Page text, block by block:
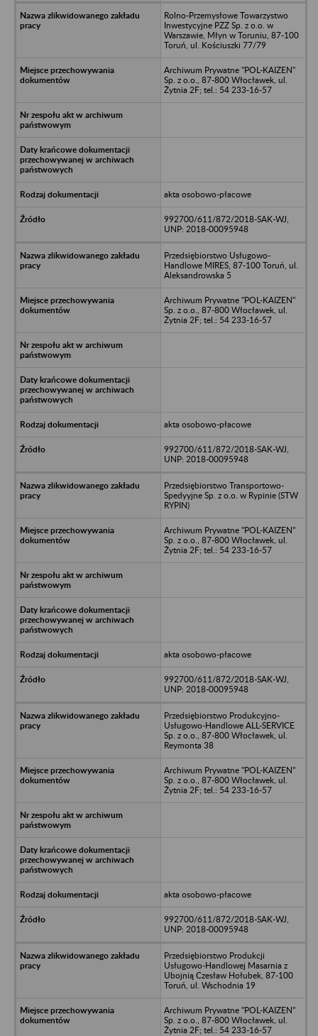
Rolno-Przemysłowe Towarzystwo
Inwestycyjne PZZ Sp. z o.o. w
Warszawie, Młyn w Toruniu, 87-100
Toruń, ul. Kościuszki 77/79
Archiwum Prywatne "POL-KAIZEN"
Sp. z o.o., 87-800 Włocławek, ul.
Żytnia 2F; tel.: 54 233-16-57
akta osobowo-płacowe
992700/611/872/2018-SAK-WJ,
UNP: 2018-00095948
Przedsiębiorstwo Usługowo-
Handlowe MIRES, 87-100 Toruń, ul.
Aleksandrowska 5
Archiwum Prywatne "POL-KAIZEN"
Sp. z o.o., 87-800 Włocławek, ul.
Żytnia 2F; tel.: 54 233-16-57
akta osobowo-płacowe
992700/611/872/2018-SAK-WJ,
UNP: 2018-00095948
Przedsiębiorstwo Transportowo-
Spedyyjne Sp. z o.o. w Rypinie (STW
RYPIN)
Archiwum Prywatne "POL-KAIZEN"
Sp. z o.o., 87-800 Włocławek, ul.
Żytnia 2F; tel.: 54 233-16-57
akta osobowo-płacowe
992700/611/872/2018-SAK-WJ,
UNP: 2018-00095948
Przedsiębiorstwo Produkcyjno-
Usługowo-Handlowe ALL-SERVICE
Sp. z o.o., 87-800 Włocławek, ul.
Reymonta 38
Archiwum Prywatne "POL-KAIZEN"
Sp. z o.o., 87-800 Włocławek, ul.
Żytnia 2F; tel.: 54 233-16-57
akta osobowo-płacowe
992700/611/872/2018-SAK-WJ,
UNP: 2018-00095948
Przedsiębiorstwo Produkcji
Usługowo-Handlowej Masarnia z
Ubojnią Czesław Hołubek, 87-100
Toruń, ul. Wschodnia 19
Archiwum Prywatne "POL-KAIZEN"
Sp. z o.o., 87-800 Włocławek, ul.
Żytnia 2F; tel.: 54 233-16-57